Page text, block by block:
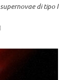
di tipo